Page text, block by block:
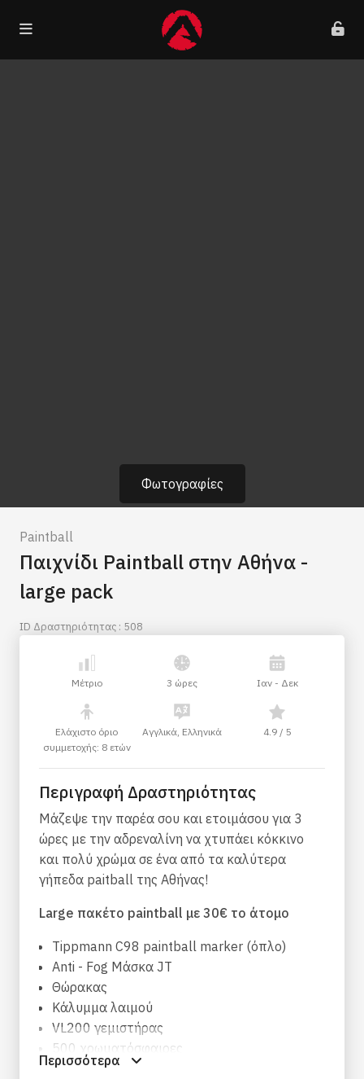
Φωτογραφίες
Paintball
Παιχνίδι Paintball στην Αθήνα -
large pack
ID Δραστηριότητας : 508
Μέτριο 3 ώρες Ιαν - Δεκ
Ελάχιστο όριο
συμμετοχής: 8 ετών
Αγγλικά, Ελληνικά 4.9 / 5
Περιγραφή Δραστηριότητας
Μάζεψε την παρέα σου και ετοιμάσου για 3
ώρες με την αδρεναλίνη να χτυπάει κόκκινο
και πολύ χρώμα σε ένα από τα καλύτερα
γήπεδα paitball της Αθήνας!
Large πακέτο paintball με 30€ το άτομο
Tippmann C98 paintball marker (όπλο)
Anti - Fog Μάσκα JT
Θώρακας
Κάλυμμα λαιμού
VL200 γεμιστήρας
500 χρωματόσφαιρες
Δωρεάν γέμισμα πεπιεσμένου αέρα
Περισσότερα